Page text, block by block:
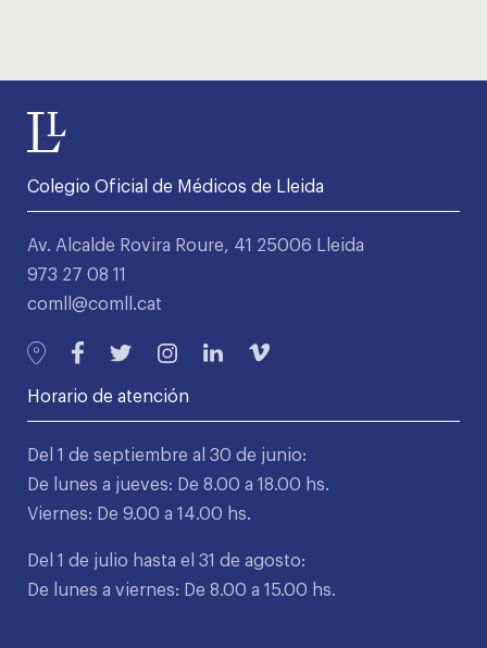
Colegio Oficial de Médicos de Lleida
Av. Alcalde Rovira Roure, 41 25006 Lleida
973 27 08 11
comll@comll.cat
Horario de atención
Del 1 de septiembre al 30 de junio:
De lunes a jueves: De 8.00 a 18.00 hs.
Viernes: De 9.00 a 14.00 hs.
Del 1 de julio hasta el 31 de agosto:
De lunes a viernes: De 8.00 a 15.00 hs.